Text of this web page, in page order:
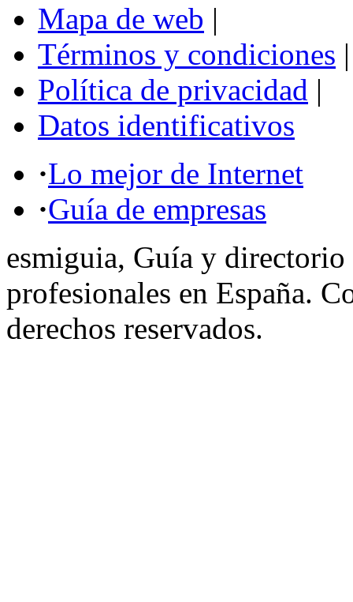
Mapa de web |
Términos y condiciones |
Política de privacidad |
Datos identificativos
·Lo mejor de Internet
·Guía de empresas
esmiguia, Guía y directorio
profesionales en España.
derechos reservados.